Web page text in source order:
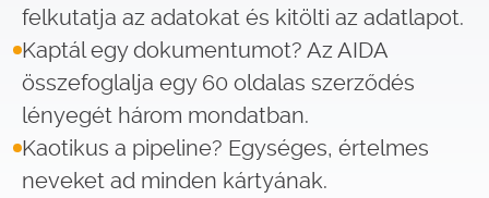
felkutatja az adatokat és kitölti az adatlapot.
Kaptál egy dokumentumot? Az AIDA
összefoglalja egy 60 oldalas szerződés
lényegét három mondatban.
Kaotikus a pipeline? Egységes, értelmes
neveket ad minden kártyának.